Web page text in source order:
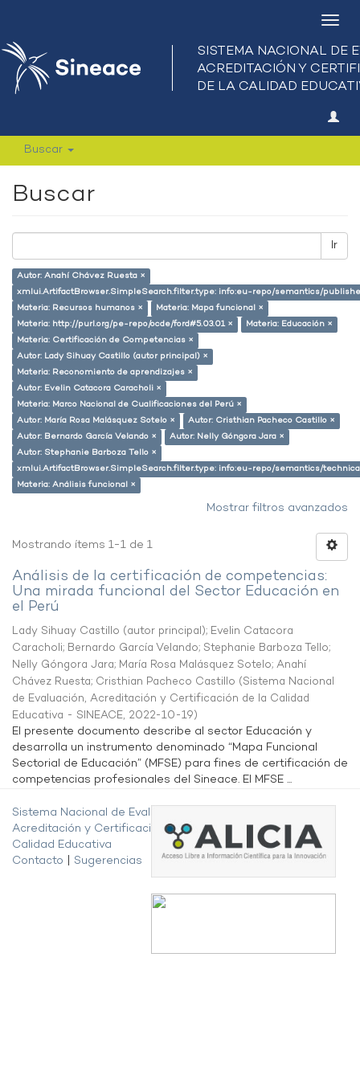
Buscar
Buscar
Ir
Autor: Anahí Chávez Ruesta ×
xmlui.ArtifactBrowser.SimpleSearch.filter.type: info:eu-repo/semantics/
Materia: Recursos humanos ×
Materia: Mapa funcional ×
Materia: http://purl.org/pe-repo/ocde/ford#5.03.01 ×
Materia: Educación ×
Materia: Certificación de Competencias ×
Autor: Lady Sihuay Castillo (autor principal) ×
Materia: Reconomiento de aprendizajes ×
Autor: Evelin Catacora Caracholi ×
Materia: Marco Nacional de Cualificaciones del Perú ×
Autor: María Rosa Malásquez Sotelo ×
Autor: Cristhian Pacheco Castillo ×
Autor: Bernardo García Velando ×
Autor: Nelly Góngora Jara ×
Autor: Stephanie Barboza Tello ×
xmlui.ArtifactBrowser.SimpleSearch.filter.type: info:eu-repo/semantics/
Materia: Análisis funcional ×
Mostrar filtros avanzados
Mostrando ítems 1-1 de 1
Análisis de la certificación de competencias:
Una mirada funcional del Sector Educación en
el Perú
Lady Sihuay Castillo (autor principal); Evelin Catacora
Caracholi; Bernardo García Velando; Stephanie Barboza Tello;
Nelly Góngora Jara; María Rosa Malásquez Sotelo; Anahí
Chávez Ruesta; Cristhian Pacheco Castillo (Sistema Nacional
de Evaluación, Acreditación y Certificación de la Calidad
Educativa - SINEACE, 2022-10-19)
El presente documento describe al sector Educación y
desarrolla un instrumento denominado “Mapa Funcional
Sectorial de Educación” (MFSE) para fines de certificación de
competencias profesionales del Sineace. El MFSE ...
Sistema Nacional de Evaluación,
Acreditación y Certificación de la
Calidad Educativa
Contacto
Sugerencias